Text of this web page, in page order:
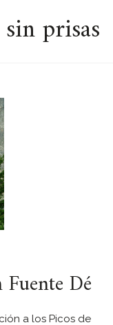
prisas
Dé
a los Picos de